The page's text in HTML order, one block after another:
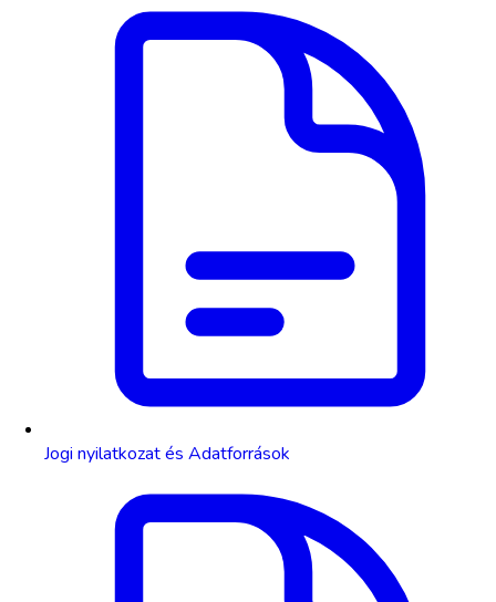
Jogi nyilatkozat és Adatforrások